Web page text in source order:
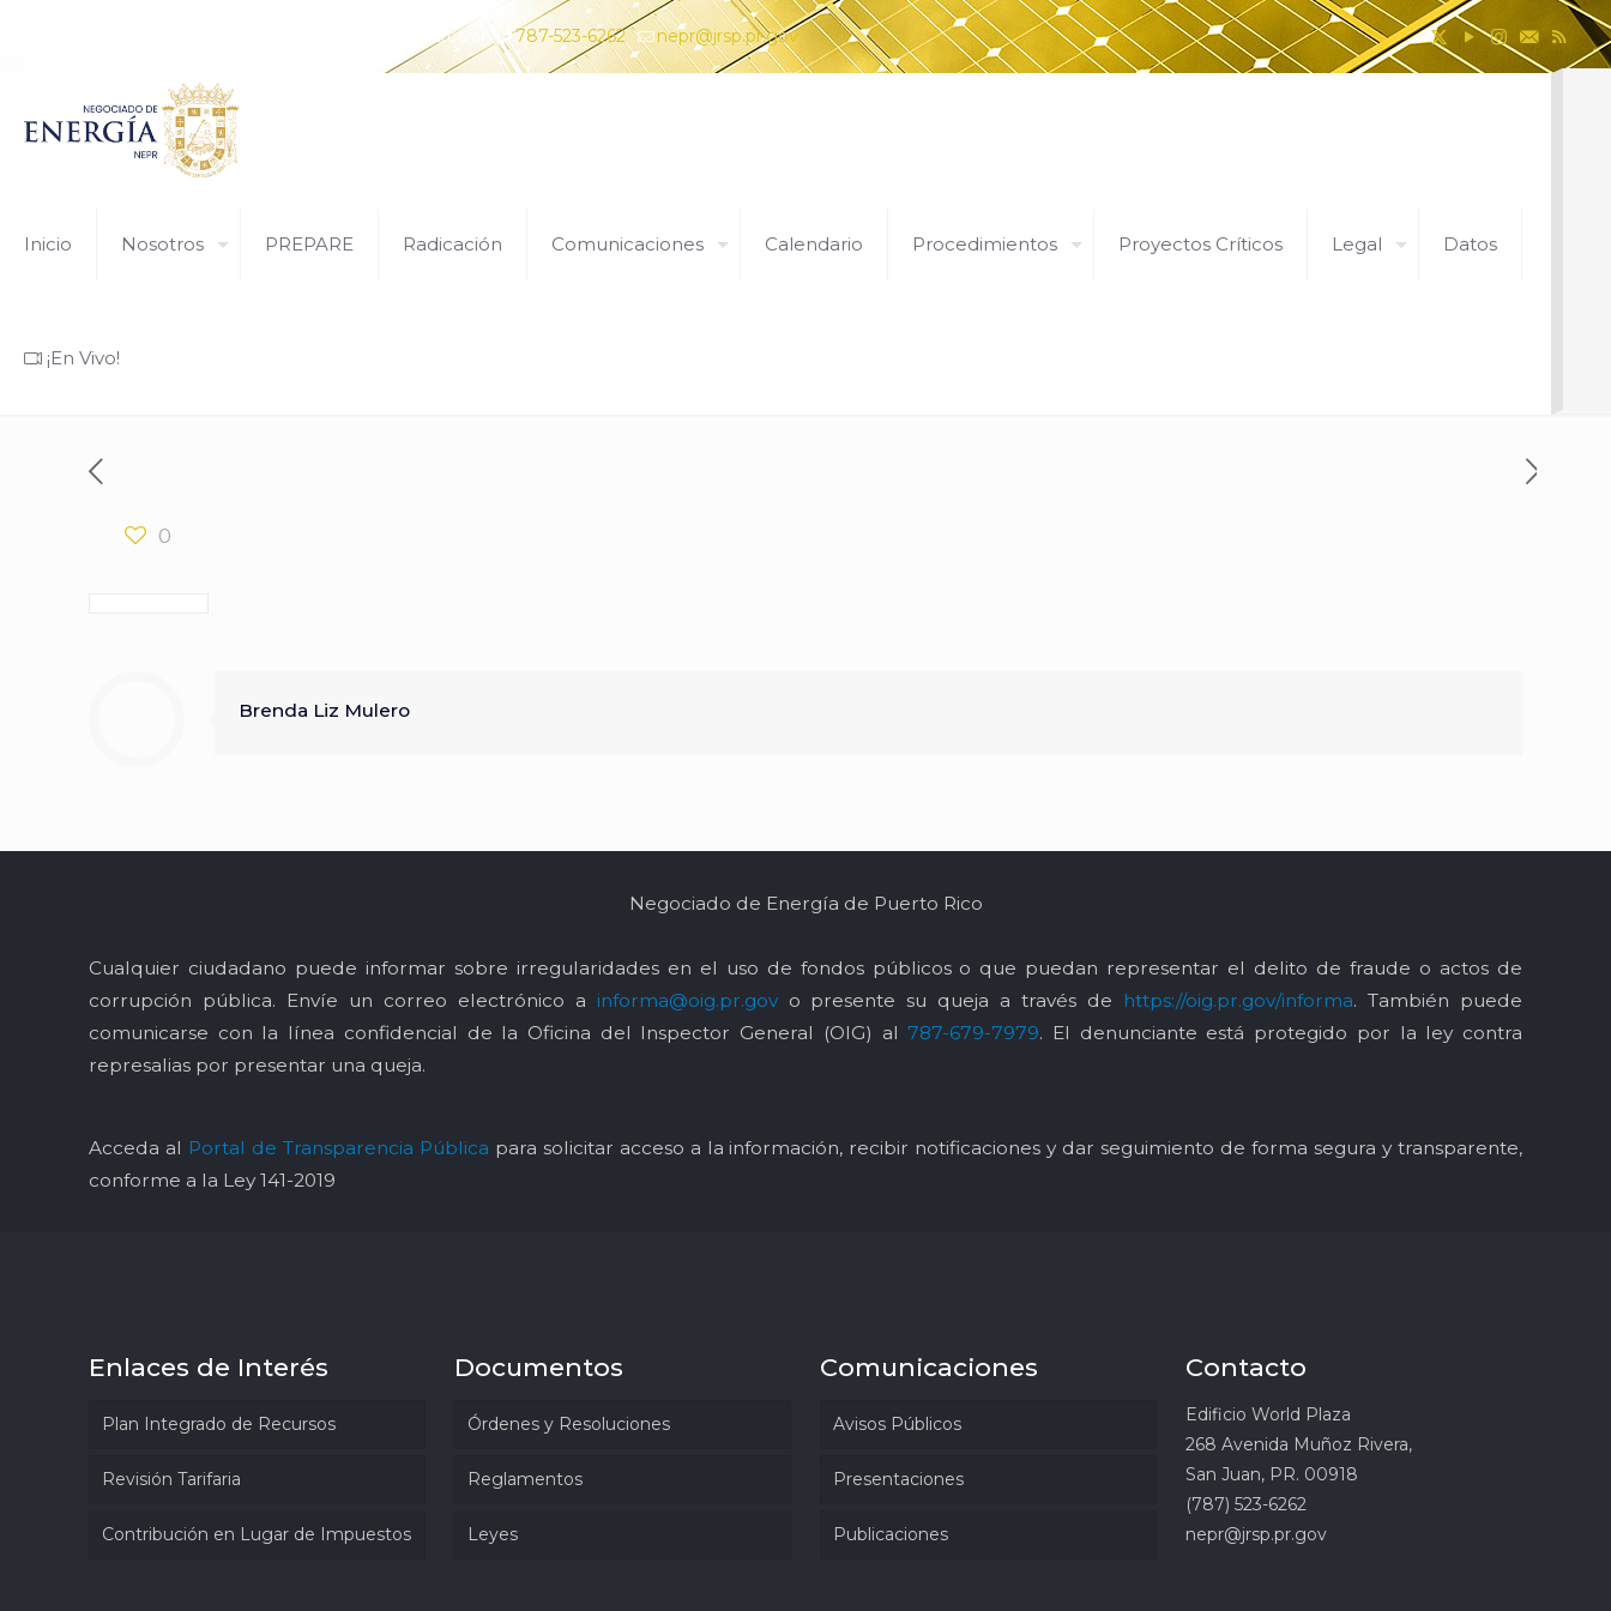
¿Tiene alguna pregunta? Comunícate con nosotros al 787-523-6262 nepr@jrsp.pr.gov
Inicio Nosotros PREPARE Radicación Comunicaciones Calendario Procedimientos Proyectos Críticos Legal Datos
¡En Vivo!
0
Brenda Liz Mulero
Negociado de Energía de Puerto Rico
Cualquier ciudadano puede informar sobre irregularidades en el uso de fondos públicos o que puedan representar el delito de fraude o actos de
corrupción pública. Envíe un correo electrónico a informa@oig.pr.govo presente su queja a través de https://oig.pr.gov/informa. También puede
comunicarse con la línea confidencial de la Oficina del Inspector General (OIG) al 787-679-7979. El denunciante está protegido por la ley contra
represalias por presentar una queja.
Acceda al Portal de Transparencia Pública para solicitar acceso a la información, recibir notificaciones y dar seguimiento de forma segura y transparente,
conforme a la Ley 141-2019
Enlaces de Interés
Plan Integrado de Recursos
Revisión Tarifaria
Contribución en Lugar de Impuestos
Documentos
Órdenes y Resoluciones
Reglamentos
Leyes
Comunicaciones
Avisos Públicos
Presentaciones
Publicaciones
Contacto
Edificio World Plaza
268 Avenida Muñoz Rivera,
San Juan, PR. 00918
(787) 523-6262
nepr@jrsp.pr.gov